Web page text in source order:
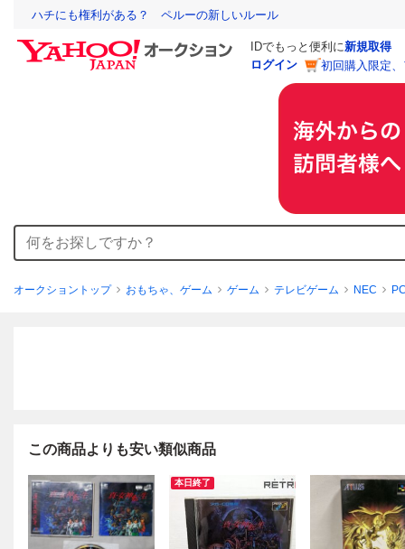
ハチにも権利がある？ ペルーの新しいルール
IDでもっと便利に新規取得
ログイン
初回購入限定
オークショントップ おもちゃ、ゲーム ゲーム テレビゲーム NEC
この商品よりも安い類似商品
本日終了